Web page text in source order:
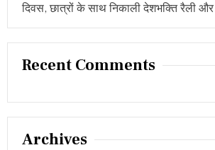
दिवस, छात्रों के साथ निकाली देशभक्ति रैली
Recent Comments
Archives